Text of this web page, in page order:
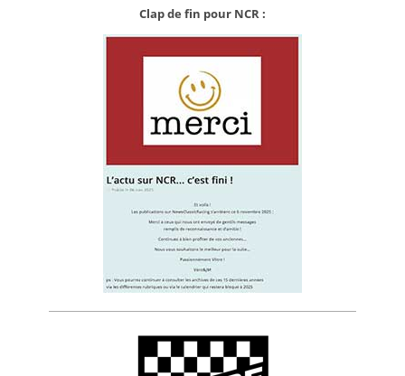
Clap de fin pour NCR :